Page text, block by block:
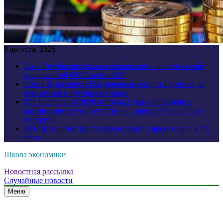
8 августа, 2026
Банк Revolut продолжил блокировать пользователей
защищенной ОС GrapheneOS
Юрий Кушнарёв: «Мы довольны тем, что у команды
есть резерв и глубина состава»
The International 2026 по Dota 2: дата проведения,
расписание матчей, участники, призовой фонд и где
смотреть
ИИ-сжатие текстур Nvidia получат и процессоры RTX
Spark
Школа экономики
Новостная рассылка
Случайные новости
Меню